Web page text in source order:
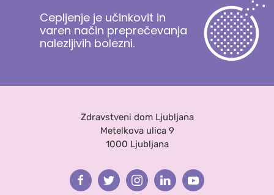
Cepljenje je učinkovit in
varen način preprečevanja
nalezljivih bolezni.
Zdravstveni dom Ljubljana
Metelkova ulica 9
1000 Ljubljana
FacebookTwitterInstagramLinkedinYoutube